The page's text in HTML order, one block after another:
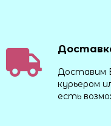
Доставим
курьером
есть